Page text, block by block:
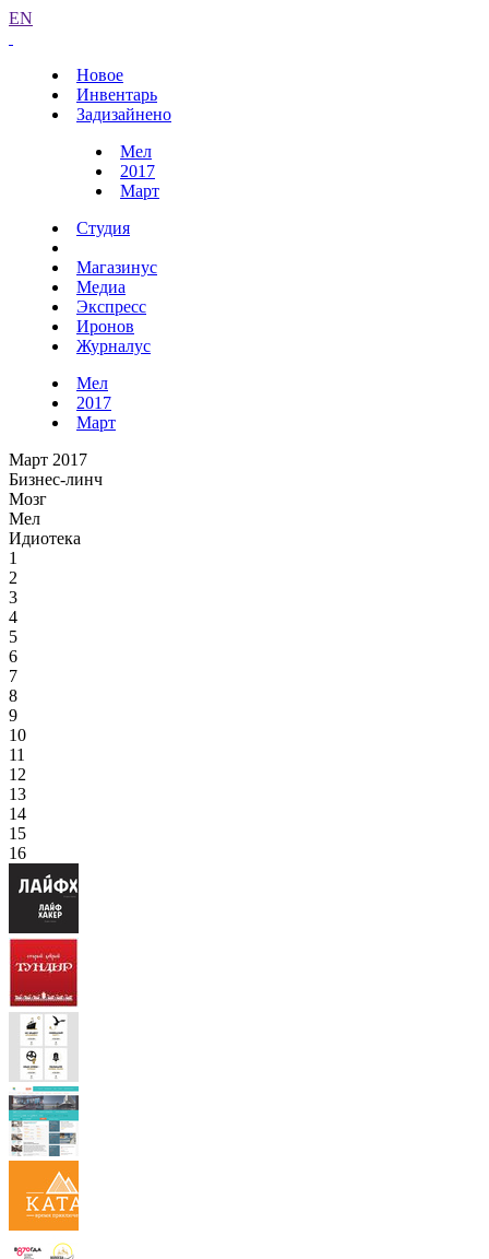
EN
Новое
Инвентарь
Задизайнено
Мел
2017
Март
Студия
Магазинус
Медиа
Экспресс
Иронов
Журналус
Мел
2017
Март
Март 2017
Бизнес-линч
Мозг
Мел
Идиотека
1
2
3
4
5
6
7
8
9
10
11
12
13
14
15
16